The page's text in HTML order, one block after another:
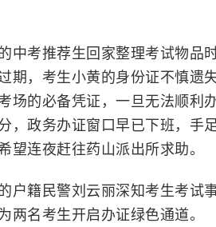
中考推荐生回家整理考试物品
期，考生小黄的身份证不慎遗
场的必备凭证，一旦无法顺利
，政务办证窗口早已下班，手
望连夜赶往药山派出所求助。
户籍民警刘云丽深知考生考试
两名考生开启办证绿色通道。